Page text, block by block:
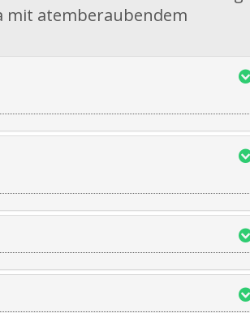
mit atemberaubendem